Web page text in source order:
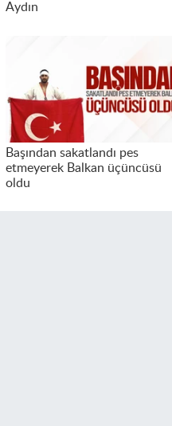
Aydın
Başından sakatlandı pes
etmeyerek Balkan üçüncüsü
oldu